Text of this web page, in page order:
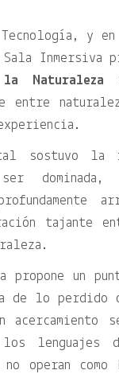
y
Inmersiva
Naturaleza
entre
sostuvo la
dominada,
tajante
propone un
de lo
los
como